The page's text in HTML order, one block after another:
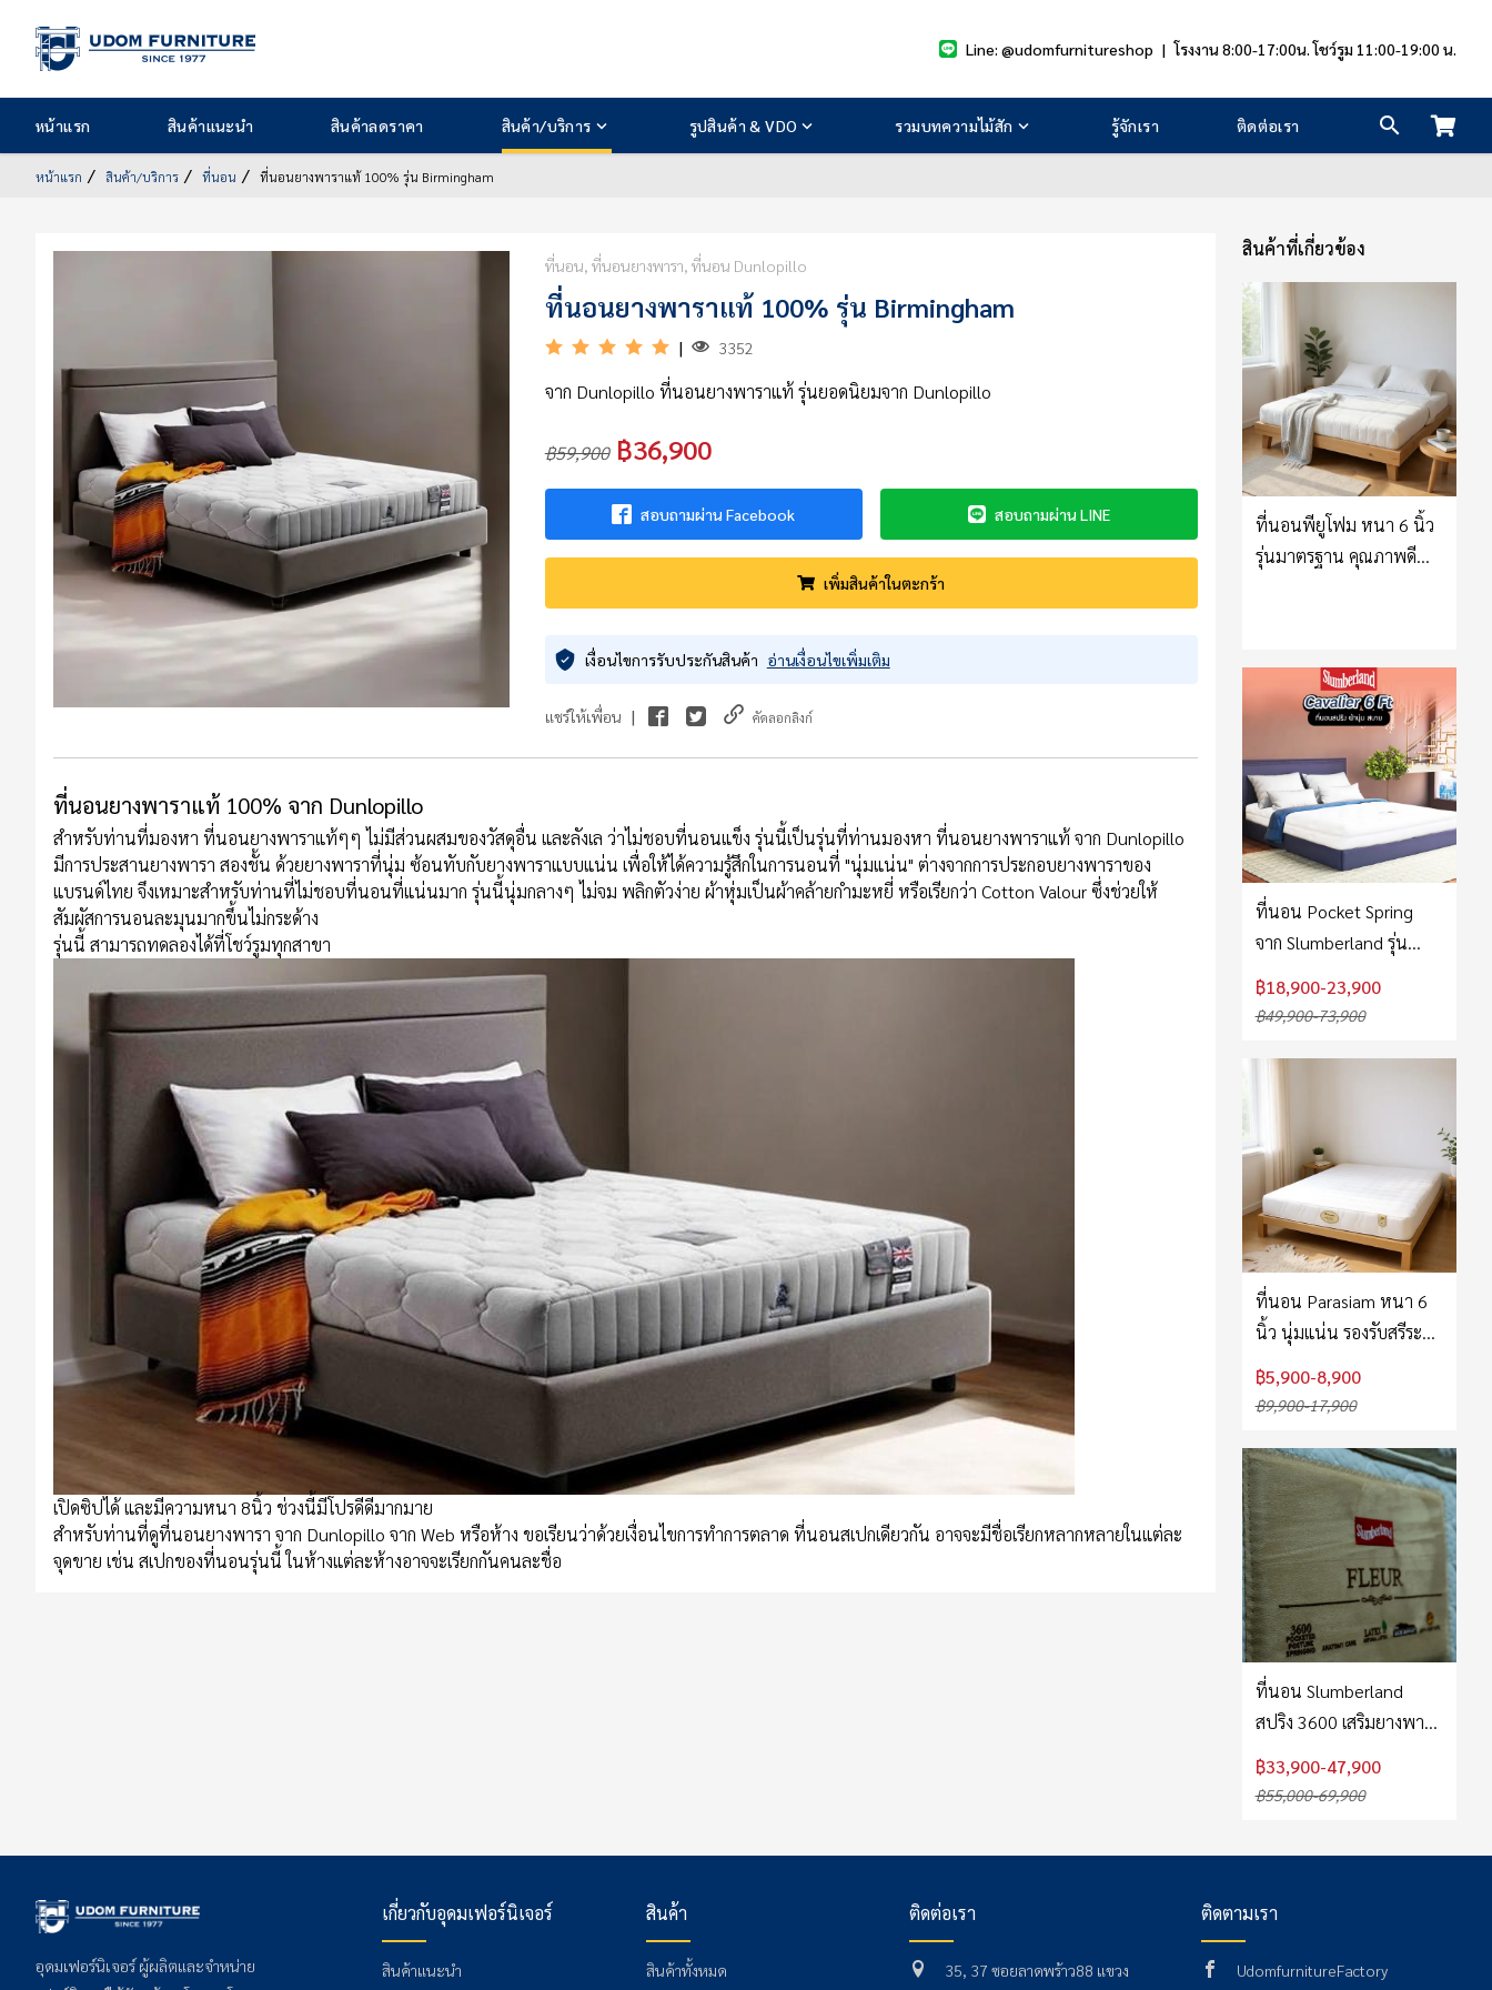
Line: @udomfurnitureshop | โรงงาน 8:00-17:00น. โชว์รูม 11:00-19:00 น.
หน้าแรก สินค้าแนะนำ สินค้าลดราคา สินค้า/บริการ รูปสินค้า & VDO รวมบทความไม้สัก รู้จักเรา ติดต่อเรา
หน้า
แรก
สินค้า
สินค้า
สินค้า/
ติดต่อ
หน้าแรก สินค้า/บริการ ที่นอน ที่นอนยางพาราแท้ 100% รุ่น Birmingham
ที่นอน, ที่นอนยางพารา, ที่นอน Dunlopillo
ที่นอนยางพาราแท้ 100% รุ่น Birmingham
| 3352
จาก Dunlopillo ที่นอนยางพาราแท้ รุ่นยอดนิยมจาก Dunlopillo
฿59,900 ฿36,900
สอบถามผ่าน Facebook สอบถามผ่าน LINE
เพิ่มสินค้าในตะกร้า
เงื่อนไขการรับประกันสินค้า อ่านเงื่อนไขเพิ่มเติม
แชร์ให้เพื่อน | คัดลอกลิงก์
ที่นอนยางพาราแท้ 100% จาก Dunlopillo
สำหรับท่านที่มองหา ที่นอนยางพาราแท้ๆๆ ไม่มีส่วนผสมของวัสดุอื่น และลังเล ว่าไม่ชอบที่นอนแข็ง รุ่นนี้เป็นรุ่นที่ท่านมองหา ที่นอนยางพาราแท้ จาก Dunlopillo
มีการประสานยางพารา สองชั้น ด้วยยางพาราที่นุ่ม ซ้อนทับกับยางพาราแบบแน่น เพื่อให้ได้ความรู้สึกในการนอนที่ "นุ่มแน่น" ต่างจากการประกอบยางพาราของ
แบรนด์ไทย จึงเหมาะสำหรับท่านที่ไม่ชอบที่นอนที่แน่นมาก รุ่นนี้นุ่มกลางๆ ไม่จม พลิกตัวง่าย ผ้าหุ่มเป็นผ้าคล้ายกำมะหยี่ หรือเรียกว่า Cotton Valour ซึ่งช่วยให้
สัมผัสการนอนละมุนมากขึ้นไม่กระด้าง
รุ่นนี้ สามารถทดลองได้ที่โชว์รูมทุกสาขา
เปิดซิปได้ และมีความหนา 8นิ้ว ช่วงนี้มีโปรดีดีมากมาย
สำหรับท่านที่ดูที่นอนยางพารา จาก Dunlopillo จาก Web หรือห้าง ขอเรียนว่าด้วยเงื่อนไขการทำการตลาด ที่นอนสเปกเดียวกัน อาจจะมีชื่อเรียกหลากหลายในแต่ละ
จุดขาย เช่น สเปกของที่นอนรุ่นนี้ ในห้างแต่ละห้างอาจจะเรียกกันคนละชื่อ
สินค้าที่เกี่ยวข้อง
ที่นอนพียูโฟม หนา 6 นิ้ว
รุ่นมาตรฐาน คุณภาพดี
ที่นอน Pocket Spring
จาก Slumberland รุ่น
Cavalier
฿18,900-23,900
฿49,900-73,900
ที่นอน Parasiam หนา 6
นิ้ว นุ่มแน่น รองรับสรีระ
ลดปวดหลัง จาก
Homematt
฿5,900-8,900
฿9,900-17,900
ที่นอน Slumberland
สปริง 3600 เสริมยางพารา
รุ่น Fleur
฿33,900-47,900
฿55,000-69,900
อุดมเฟอร์นิเจอร์ ผู้ผลิตและจำหน่าย
เกี่ยวกับอุดมเฟอร์นิเจอร์
สินค้าแนะนำ
สินค้า
สินค้าทั้งหมด
ติดต่อเรา
35, 37 ซอยลาดพร้าว88 แขวง
ติดตามเรา
UdomfurnitureFactory